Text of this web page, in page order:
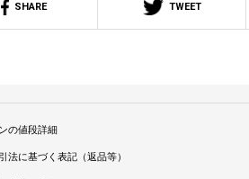
SHARE TWEET
の値段詳細
法に基づく表記（返品等）